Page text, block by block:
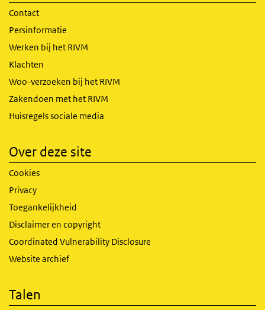
Contact
Persinformatie
Werken bij het RIVM
Klachten
Woo-verzoeken bij het RIVM
Zakendoen met het RIVM
Huisregels sociale media
Over deze site
Cookies
Privacy
Toegankelijkheid
Disclaimer en copyright
Coordinated Vulnerability Disclosure
Website archief
Talen